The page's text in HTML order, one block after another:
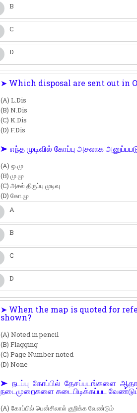
B
C
D
➤ Which disposal are sent out in
(A) L.Dis
(B) N.Dis
(C) K.Dis
(D) F.Dis
➤ எந்த முடிவில் கோப்பு அசலாக
(A) ஒ.மு
(B) மு.மு
(C) அசல் திருப்பு முடிவு
(D) கோ.மு
A
B
C
D
➤ When the map is quoted for
shown?
(A) Noted in pencil
(B) Flagging
(C) Page Number noted
(D) None
➤ நடப்பு கோப்பில் தேசப்படங்களை
நடைமுறைகளை கடைபிடிக்கப்பட
(A) கோப்பில் பென்சிலால் குறிக்க வேண்டும்